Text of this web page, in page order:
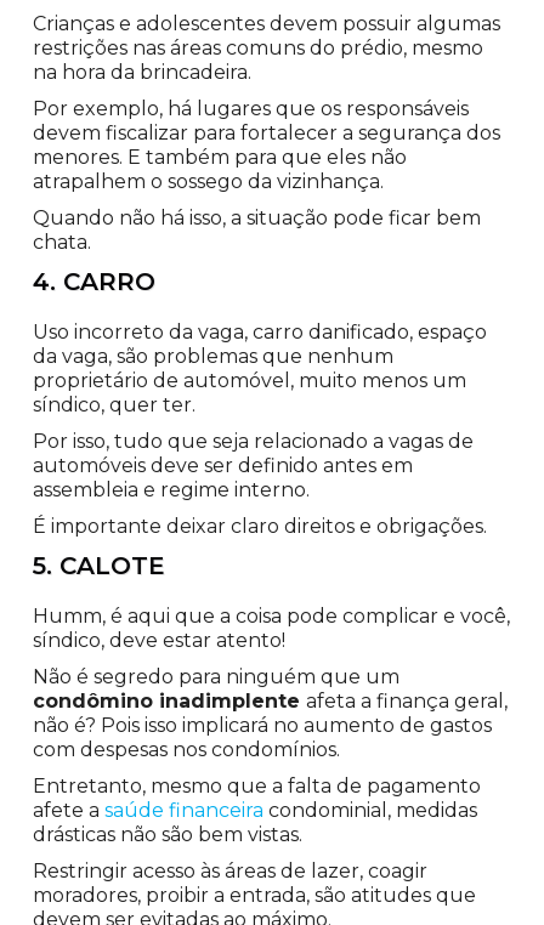
Crianças e adolescentes devem possuir algumas
restrições nas áreas comuns do prédio, mesmo
na hora da brincadeira.
Por exemplo, há lugares que os responsáveis
devem fiscalizar para fortalecer a segurança dos
menores. E também para que eles não
atrapalhem o sossego da vizinhança.
Quando não há isso, a situação pode ficar bem
chata.
4. CARRO
Uso incorreto da vaga, carro danificado, espaço
da vaga, são problemas que nenhum
proprietário de automóvel, muito menos um
síndico, quer ter.
Por isso, tudo que seja relacionado a vagas de
automóveis deve ser definido antes em
assembleia e regime interno.
É importante deixar claro direitos e obrigações.
5. CALOTE
Humm, é aqui que a coisa pode complicar e você,
síndico, deve estar atento!
Não é segredo para ninguém que um
condômino inadimplente afeta a finança geral,
não é? Pois isso implicará no aumento de gastos
com despesas nos condomínios.
Entretanto, mesmo que a falta de pagamento
afete a saúde financeira condominial, medidas
drásticas não são bem vistas.
Restringir acesso às áreas de lazer, coagir
moradores, proibir a entrada, são atitudes que
devem ser evitadas ao máximo.